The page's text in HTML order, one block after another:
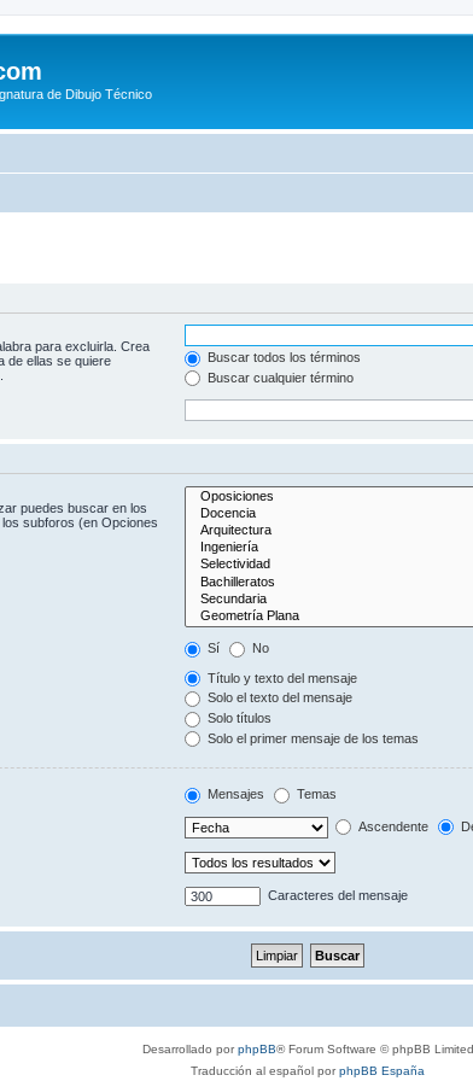
de Dibujo Técnico
para excluirla. Crea
de ellas se quiere
Buscar todos los términos
Buscar cualquier término
puedes buscar en los
subforos (en Opciones
Sí No
Título y texto del mensaje
Solo el texto del mensaje
Solo títulos
Solo el primer mensaje de los temas
Mensajes Temas
Ascendente
Caracteres del mensaje
Desarrollado porphpBB® Forum Software © phpBB Limited
Traducción al español porphpBB España